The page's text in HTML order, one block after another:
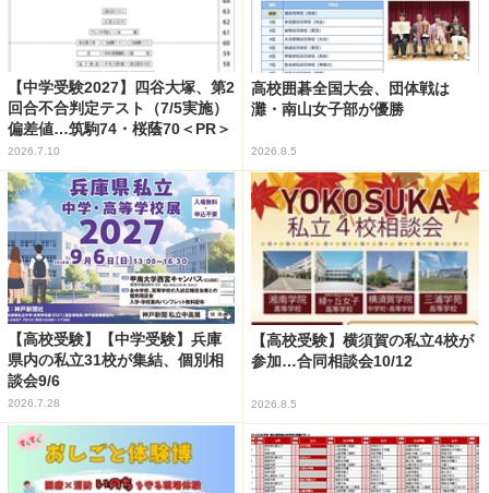
【中学受験2027】四谷大塚、第2
回合不合判定テスト（7/5実施）
偏差値…筑駒74・桜蔭70＜PR＞
2026.7.10
高校囲碁全国大会、団体戦は
灘・南山女子部が優勝
2026.8.5
【高校受験】【中学受験】兵庫
県内の私立31校が集結、個別相
談会9/6
2026.7.28
【高校受験】横須賀の私立4校が
参加…合同相談会10/12
2026.8.5